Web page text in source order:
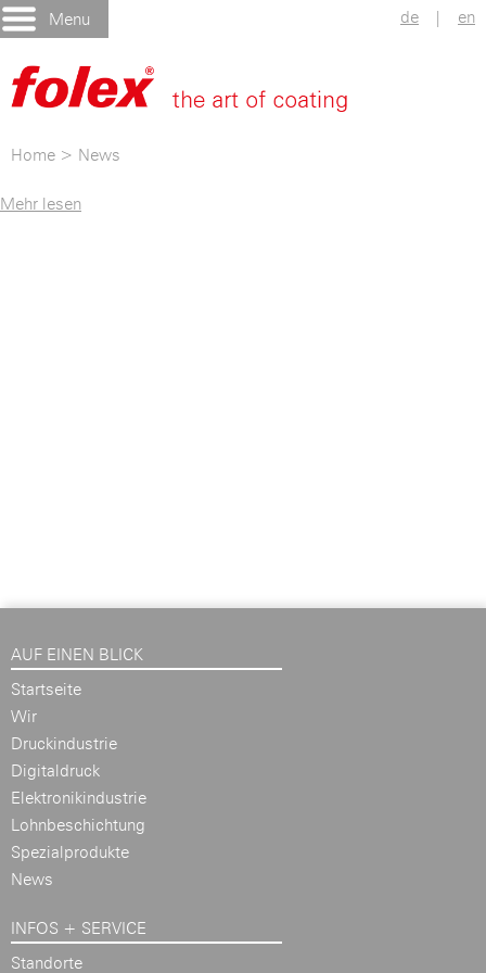
Menu de | en
Home > News
Mehr lesen
AUF EINEN BLICK
Startseite
Wir
Druckindustrie
Digitaldruck
Elektronikindustrie
Lohnbeschichtung
Spezialprodukte
News
INFOS + SERVICE
Standorte